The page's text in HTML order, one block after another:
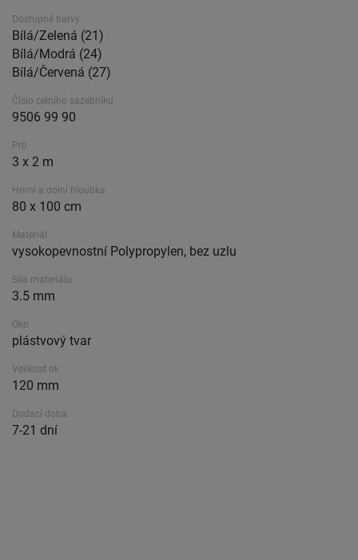
Dostupné barvy
Bílá/Zelená (21)
Bílá/Modrá (24)
Bílá/Červená (27)
Číslo celního sazebníku
9506 99 90
Pro
3 x 2 m
Horní a dolní hloubka
80 x 100 cm
Materiál
vysokopevnostní Polypropylen, bez uzlu
Síla materiálu
3.5 mm
Oko
plástvový tvar
Velikost ok
120 mm
Dodací doba.
7-21 dní